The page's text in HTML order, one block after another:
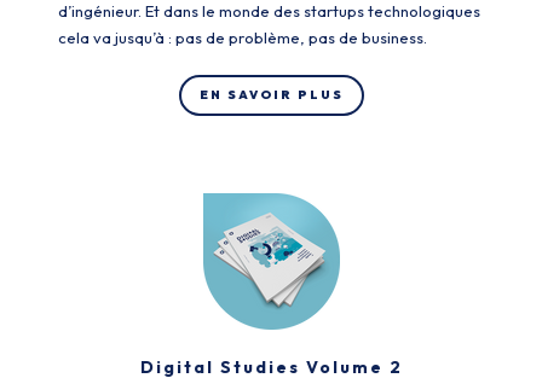
d’ingénieur. Et dans le monde des startups technologiques
cela va jusqu’à : pas de problème, pas de business.
EN SAVOIR PLUS
Digital Studies Volume 2